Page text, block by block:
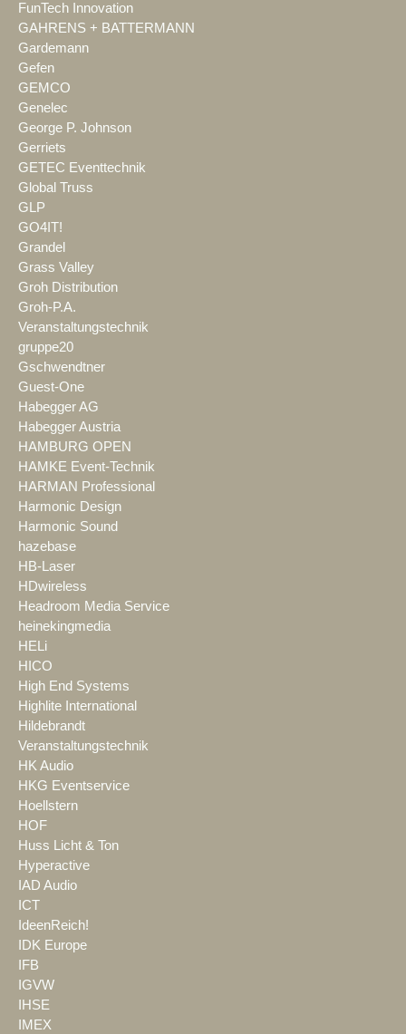
FunTech Innovation
GAHRENS + BATTERMANN
Gardemann
Gefen
GEMCO
Genelec
George P. Johnson
Gerriets
GETEC Eventtechnik
Global Truss
GLP
GO4IT!
Grandel
Grass Valley
Groh Distribution
Groh-P.A.
Veranstaltungstechnik
gruppe20
Gschwendtner
Guest-One
Habegger AG
Habegger Austria
HAMBURG OPEN
HAMKE Event-Technik
HARMAN Professional
Harmonic Design
Harmonic Sound
hazebase
HB-Laser
HDwireless
Headroom Media Service
heinekingmedia
HELi
HICO
High End Systems
Highlite International
Hildebrandt
Veranstaltungstechnik
HK Audio
HKG Eventservice
Hoellstern
HOF
Huss Licht & Ton
Hyperactive
IAD Audio
ICT
IdeenReich!
IDK Europe
IFB
IGVW
IHSE
IMEX